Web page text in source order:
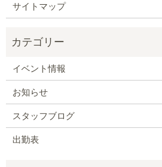
サイトマップ
イベント情報
お知らせ
スタッフブログ
出勤表